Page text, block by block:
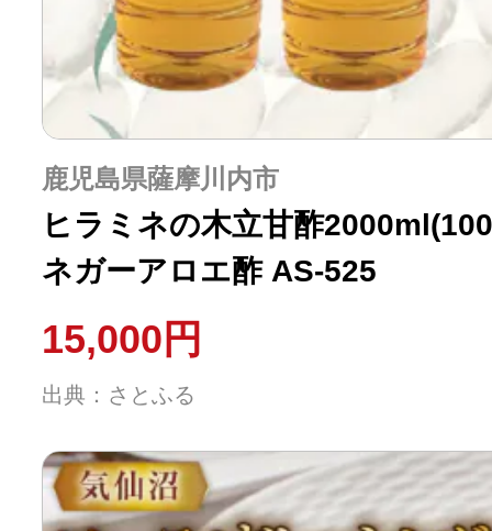
鹿児島県薩摩川内市
ヒラミネの木立甘酢
ネガーアロエ酢 AS-525
15,000円
出典：さとふる